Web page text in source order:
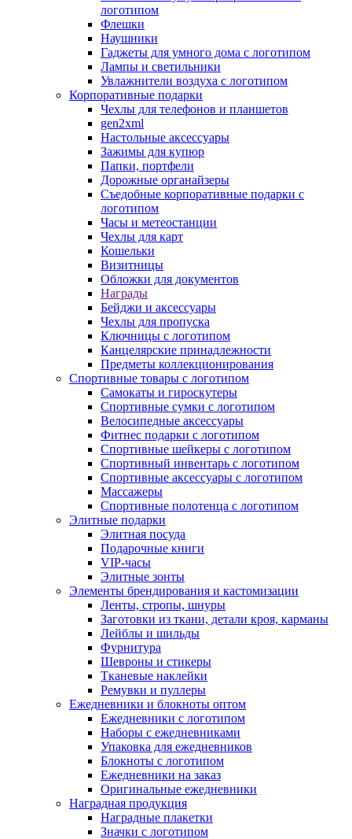
логотипом
Флешки
Наушники
Гаджеты для умного дома с логотипом
Лампы и светильники
Увлажнители воздуха с логотипом
Корпоративные подарки
Чехлы для телефонов и планшетов
gen2xml
Настольные аксессуары
Зажимы для купюр
Папки, портфели
Дорожные органайзеры
Съедобные корпоративные подарки с
логотипом
Часы и метеостанции
Чехлы для карт
Кошельки
Визитницы
Обложки для документов
Награды
Бейджи и аксессуары
Чехлы для пропуска
Ключницы с логотипом
Канцелярские принадлежности
Предметы коллекционирования
Спортивные товары с логотипом
Самокаты и гироскутеры
Спортивные сумки с логотипом
Велосипедные аксессуары
Фитнес подарки с логотипом
Спортивные шейкеры с логотипом
Спортивный инвентарь с логотипом
Спортивные аксессуары с логотипом
Массажеры
Спортивные полотенца с логотипом
Элитные подарки
Элитная посуда
Подарочные книги
VIP-часы
Элитные зонты
Элементы брендирования и кастомизации
Ленты, стропы, шнуры
Заготовки из ткани, детали кроя, карманы
Лейблы и шильды
Фурнитура
Шевроны и стикеры
Тканевые наклейки
Ремувки и пуллеры
Ежедневники и блокноты оптом
Ежедневники с логотипом
Наборы с ежедневниками
Упаковка для ежедневников
Блокноты с логотипом
Ежедневники на заказ
Оригинальные ежедневники
Наградная продукция
Наградные плакетки
Значки с логотипом